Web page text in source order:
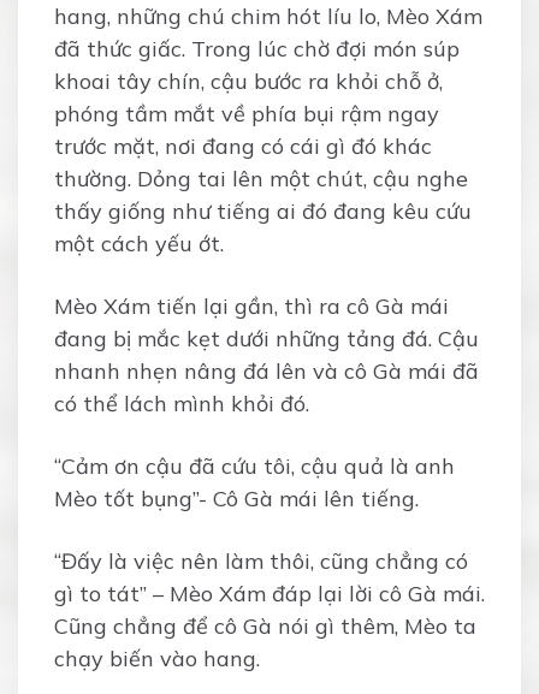
hang, những chú chim hót líu lo, Mèo Xám
đã thức giấc. Trong lúc chờ đợi món súp
khoai tây chín, cậu bước ra khỏi chỗ ở,
phóng tầm mắt về phía bụi rậm ngay
trước mặt, nơi đang có cái gì đó khác
thường. Dỏng tai lên một chút, cậu nghe
thấy giống như tiếng ai đó đang kêu cứu
một cách yếu ớt.
Mèo Xám tiến lại gần, thì ra cô Gà mái
đang bị mắc kẹt dưới những tảng đá. Cậu
nhanh nhẹn nâng đá lên và cô Gà mái đã
có thể lách mình khỏi đó.
“Cảm ơn cậu đã cứu tôi, cậu quả là anh
Mèo tốt bụng”- Cô Gà mái lên tiếng.
“Đấy là việc nên làm thôi, cũng chẳng có
gì to tát” – Mèo Xám đáp lại lời cô Gà mái.
Cũng chẳng để cô Gà nói gì thêm, Mèo ta
chạy biến vào hang.